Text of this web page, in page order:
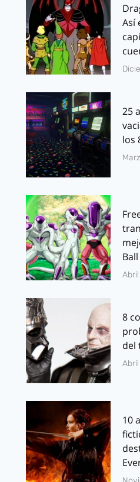
Así
25
los
8
del
10